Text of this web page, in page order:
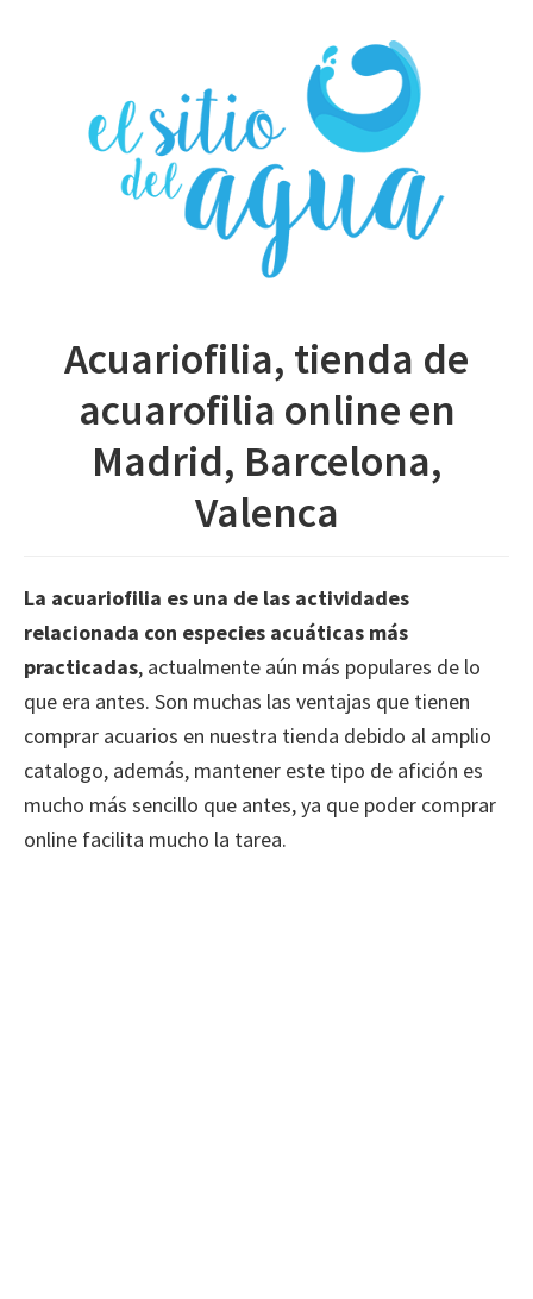
Acuariofilia, tienda de
acuarofilia online en
Madrid, Barcelona,
Valenca
La acuariofilia es una de las actividades
relacionada con especies acuáticas más
practicadas, actualmente aún más populares de lo
que era antes. Son muchas las ventajas que tienen
comprar acuarios en nuestra tienda debido al amplio
catalogo, además, mantener este tipo de afición es
mucho más sencillo que antes, ya que poder comprar
online facilita mucho la tarea.